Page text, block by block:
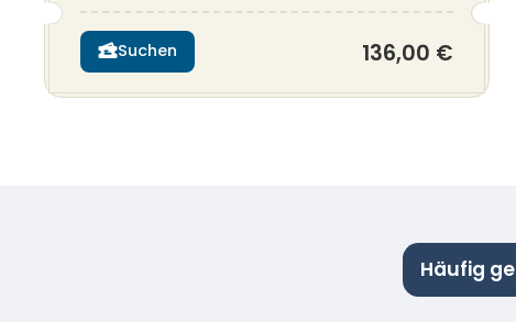
Suchen 136,00 €
Häufig